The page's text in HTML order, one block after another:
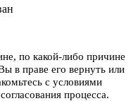
по какой-либо причине
в праве его вернуть или
с условиями
процесса.